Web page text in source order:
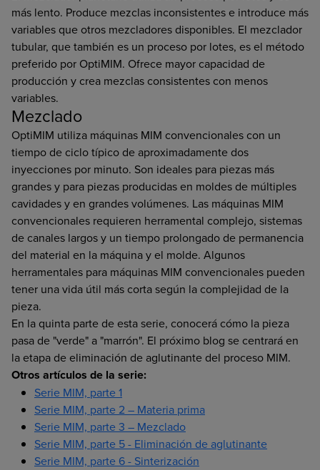
más lento. Produce mezclas inconsistentes e introduce más
variables que otros mezcladores disponibles. El mezclador
tubular, que también es un proceso por lotes, es el método
preferido por OptiMIM. Ofrece mayor capacidad de
producción y crea mezclas consistentes con menos
variables.
Mezclado
OptiMIM utiliza máquinas MIM convencionales con un
tiempo de ciclo típico de aproximadamente dos
inyecciones por minuto. Son ideales para piezas más
grandes y para piezas producidas en moldes de múltiples
cavidades y en grandes volúmenes. Las máquinas MIM
convencionales requieren herramental complejo, sistemas
de canales largos y un tiempo prolongado de permanencia
del material en la máquina y el molde. Algunos
herramentales para máquinas MIM convencionales pueden
tener una vida útil más corta según la complejidad de la
pieza.
En la quinta parte de esta serie, conocerá cómo la pieza
pasa de "verde" a "marrón". El próximo blog se centrará en
la etapa de eliminación de aglutinante del proceso MIM.
Otros artículos de la serie:
Serie MIM, parte 1
Serie MIM, parte 2 – Materia prima
Serie MIM, parte 3 – Mezclado
Serie MIM, parte 5 - Eliminación de aglutinante
Serie MIM, parte 6 - Sinterización